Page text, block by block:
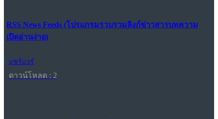
RSS News Feeds (โปรแกรมรวบรวมลิงก์ข่าวสารบทความ
เปิดอ่านง่าย)
แชร์แวร์
ดาวน์โหลด : 2